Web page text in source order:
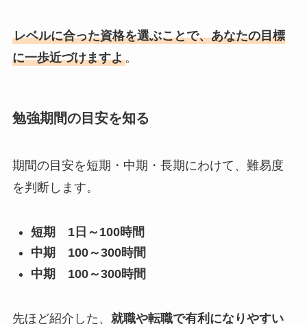
レベルに合った資格を選ぶことで、あなたの目標
に一歩近づけますよ。
勉強期間の目安を知る
期間の目安を短期・中期・長期にわけて、難易度
を判断します。
短期 1日～100時間
中期 100～300時間
中期 100～300時間
先ほど紹介した、 就職や転職で有利になりやすい